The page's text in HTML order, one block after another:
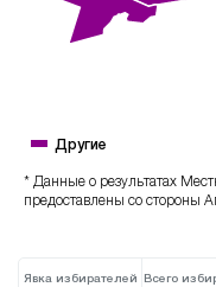
Другие
* Данные о результатах
предоставлены со стороны
Явка избирателей Всего